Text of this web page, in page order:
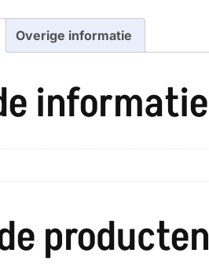
Overige informatie
informatie
producten